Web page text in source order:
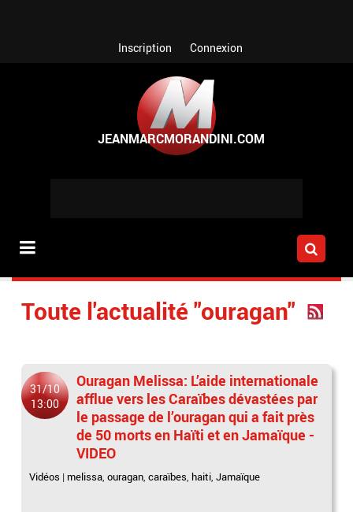
Inscription Connexion
Toute l'actualité "ouragan"
31/10
13:00
Ouragan Melissa: L’aide internationale
afflue vers les Caraïbes dévastées par
le passage de l’ouragan qui a fait près
de 50 morts en Haïti et en Jamaïque -
VIDEO
Vidéos | melissa,ouragan,caraïbes, haiti,Jamaïque